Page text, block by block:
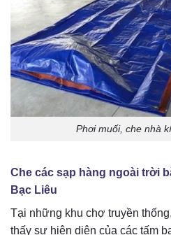
Phơi muối, che nhà
Che các sạp hàng ngoài trời
Bạc Liêu
Tại những khu chợ truyền
thấy sự hiện diện của các tấm